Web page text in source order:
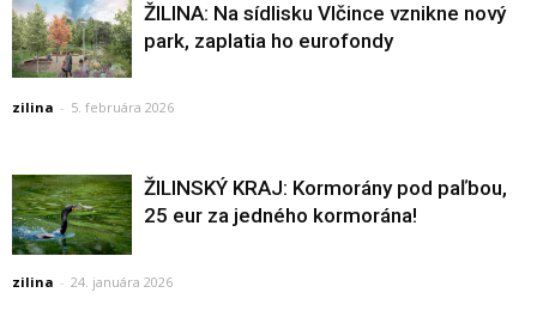
ŽILINA: Na sídlisku Vlčince vznikne nový
park, zaplatia ho eurofondy
zilina - 5. februára 2026
ŽILINSKÝ KRAJ: Kormorány pod paľbou,
25 eur za jedného kormorána!
zilina - 24. januára 2026